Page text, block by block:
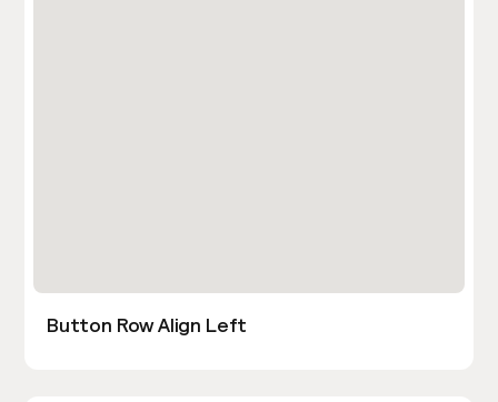
Button Row Align Left